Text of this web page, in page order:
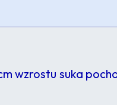
wzrostu suka